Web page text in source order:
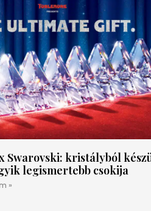
Swarovski: kristályból
legismertebb csokija
»